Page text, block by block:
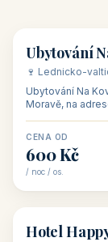
🏡 penzion
Ubytování
🍷 Lednicko-
Ubytování Na
Moravě, na
CENA OD
600 Kč
/ noc / os.
🏨 hotel
Hotel